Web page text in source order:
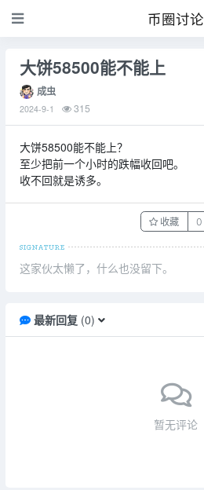
币圈讨论
大饼58500能不能上
成虫
2024-9-1 315
大饼58500能不能上？
至少把前一个小时的跌幅收回吧。
收不回就是诱多。
收藏 0
这家伙太懒了，什么也没留下。
最新回复(0)
暂无评论